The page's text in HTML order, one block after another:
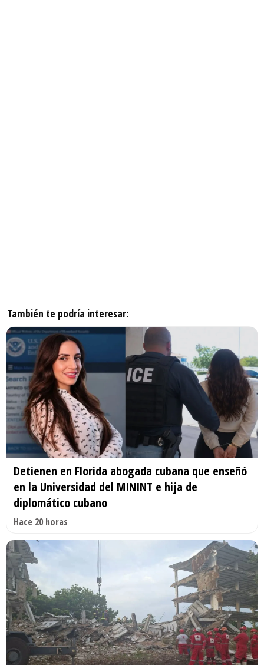
También te podría interesar:
Detienen en Florida abogada cubana que enseñó
en la Universidad del MININT e hija de
diplomático cubano
Hace 20 horas